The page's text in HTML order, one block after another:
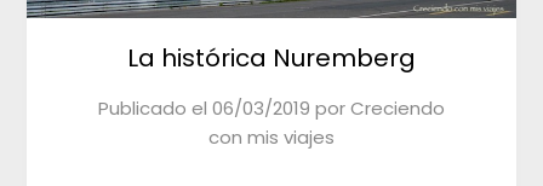
La histórica Nuremberg
Publicado el 06/03/2019 porCreciendo
con mis viajes